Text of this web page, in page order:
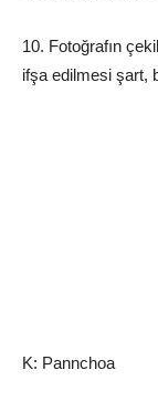
10. Fotoğrafın
ifşa edilmesi şart,
K: Pannchoa